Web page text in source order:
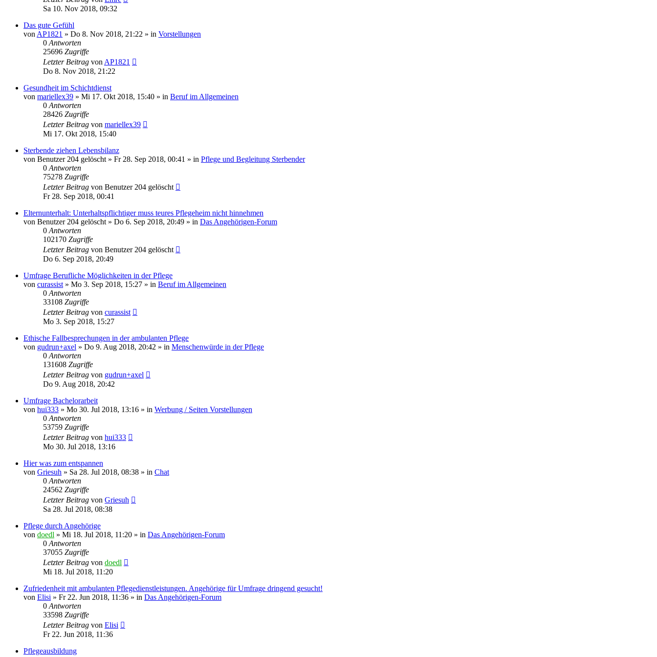
Sa 10. Nov 2018, 09:32
Das gute Gefühl
von AP1821 » Do 8. Nov 2018, 21:22 » in Vorstellungen
0 Antworten
25696 Zugriffe
Letzter Beitrag von AP1821
Do 8. Nov 2018, 21:22
Gesundheit im Schichtdienst
von mariellex39 » Mi 17. Okt 2018, 15:40 » in Beruf im Allgemeinen
0 Antworten
28426 Zugriffe
Letzter Beitrag von mariellex39
Mi 17. Okt 2018, 15:40
Sterbende ziehen Lebensbilanz
von Benutzer 204 gelöscht » Fr 28. Sep 2018, 00:41 » in Pflege und Begleitung Sterbender
0 Antworten
75278 Zugriffe
Letzter Beitrag von Benutzer 204 gelöscht
Fr 28. Sep 2018, 00:41
Elternunterhalt: Unterhaltspflichtiger muss teures Pflegeheim nicht hinnehmen
von Benutzer 204 gelöscht » Do 6. Sep 2018, 20:49 » in Das Angehörigen-Forum
0 Antworten
102170 Zugriffe
Letzter Beitrag von Benutzer 204 gelöscht
Do 6. Sep 2018, 20:49
Umfrage Berufliche Möglichkeiten in der Pflege
von curassist » Mo 3. Sep 2018, 15:27 » in Beruf im Allgemeinen
0 Antworten
33108 Zugriffe
Letzter Beitrag von curassist
Mo 3. Sep 2018, 15:27
Ethische Fallbesprechungen in der ambulanten Pflege
von gudrun+axel » Do 9. Aug 2018, 20:42 » in Menschenwürde in der Pflege
0 Antworten
131608 Zugriffe
Letzter Beitrag von gudrun+axel
Do 9. Aug 2018, 20:42
Umfrage Bachelorarbeit
von hui333 » Mo 30. Jul 2018, 13:16 » in Werbung / Seiten Vorstellungen
0 Antworten
53759 Zugriffe
Letzter Beitrag von hui333
Mo 30. Jul 2018, 13:16
Hier was zum entspannen
von Griesuh » Sa 28. Jul 2018, 08:38 » in Chat
0 Antworten
24562 Zugriffe
Letzter Beitrag von Griesuh
Sa 28. Jul 2018, 08:38
Pflege durch Angehörige
von doedl » Mi 18. Jul 2018, 11:20 » in Das Angehörigen-Forum
0 Antworten
37055 Zugriffe
Letzter Beitrag von doedl
Mi 18. Jul 2018, 11:20
Zufriedenheit mit ambulanten Pflegedienstleistungen. Angehörige für Umfrage dringend gesucht!
von Elisi » Fr 22. Jun 2018, 11:36 » in Das Angehörigen-Forum
0 Antworten
33598 Zugriffe
Letzter Beitrag von Elisi
Fr 22. Jun 2018, 11:36
Pflegeausbildung